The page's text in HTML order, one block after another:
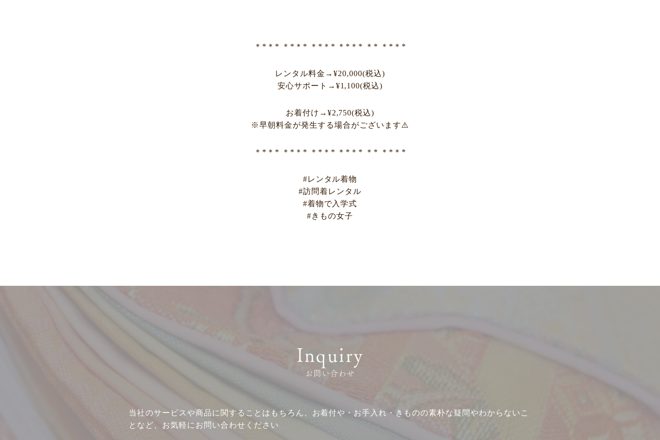
＊*＊* ＊*＊* ＊*＊* ＊*＊* ＊* ＊*＊*
レンタル料金→¥20,000(税込)
安心サポート→¥1,100(税込)
お着付け→¥2,750(税込)
※早朝料金が発生する場合がございます⚠️
＊*＊* ＊*＊* ＊*＊* ＊*＊* ＊* ＊*＊*
#レンタル着物
#訪問着レンタル
#着物で入学式
#きもの女子
Inquiry
お問い合わせ
当社のサービスや商品に関することはもちろん、お着付や・お手入れ・きものの素朴な疑問やわからないこ
となど、お気軽にお問い合わせください